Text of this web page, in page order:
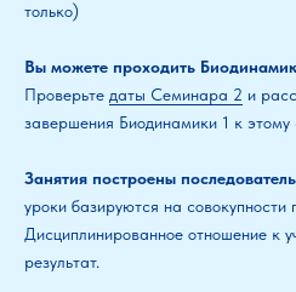
только)
Вы можете проходить
Проверьте даты Семинара 2 и
завершения Биодинамики 1 к этому
Занятия построены
уроки базируются на совокупности
Дисциплинированное отношение к
результат.